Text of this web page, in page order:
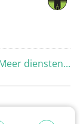
diensten...